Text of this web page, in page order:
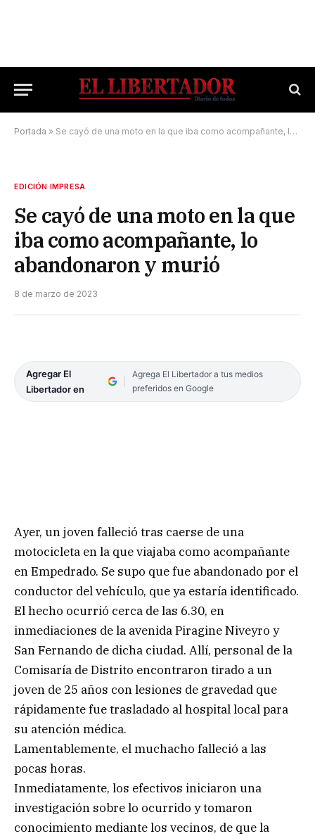
Portada » Se cayó de una moto en la que iba como acompañante, lo abandonaron y murió
EDICIÓN IMPRESA
Se cayó de una moto en la que
iba como acompañante, lo
abandonaron y murió
8 de marzo de 2023
Agregar El
Libertador en
Agrega El Libertador a tus medios
preferidos en Google
Ayer, un joven falleció tras caerse de una
motocicleta en la que viajaba como acompañante
en Empedrado. Se supo que fue abandonado por el
conductor del vehículo, que ya estaría identificado.
El hecho ocurrió cerca de las 6.30, en
inmediaciones de la avenida Piragine Niveyro y
San Fernando de dicha ciudad. Allí, personal de la
Comisaría de Distrito encontraron tirado a un
joven de 25 años con lesiones de gravedad que
rápidamente fue trasladado al hospital local para
su atención médica.
Lamentablemente, el muchacho falleció a las
pocas horas.
Inmediatamente, los efectivos iniciaron una
investigación sobre lo ocurrido y tomaron
conocimiento mediante los vecinos, de que la